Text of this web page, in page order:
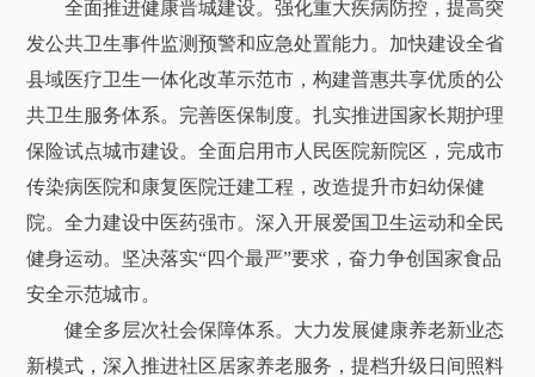
全面推进健康晋城建设。强化重大疾病防控，提高突
发公共卫生事件监测预警和应急处置能力。加快建设全省
县域医疗卫生一体化改革示范市，构建普惠共享优质的公
共卫生服务体系。完善医保制度。扎实推进国家长期护理
保险试点城市建设。全面启用市人民医院新院区，完成市
传染病医院和康复医院迁建工程，改造提升市妇幼保健
院。全力建设中医药强市。深入开展爱国卫生运动和全民
健身运动。坚决落实“四个最严”要求，奋力争创国家食品
安全示范城市。
健全多层次社会保障体系。大力发展健康养老新业态
新模式，深入推进社区居家养老服务，提档升级日间照料